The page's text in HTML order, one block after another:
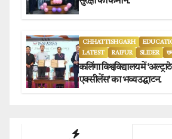
CHHATTISHGARH
LATEST
RAIPUR SLIDER
कलिंगा विश्वविद्यालय में
एक्सीलेंस’ का भव्य उद्घाटन.